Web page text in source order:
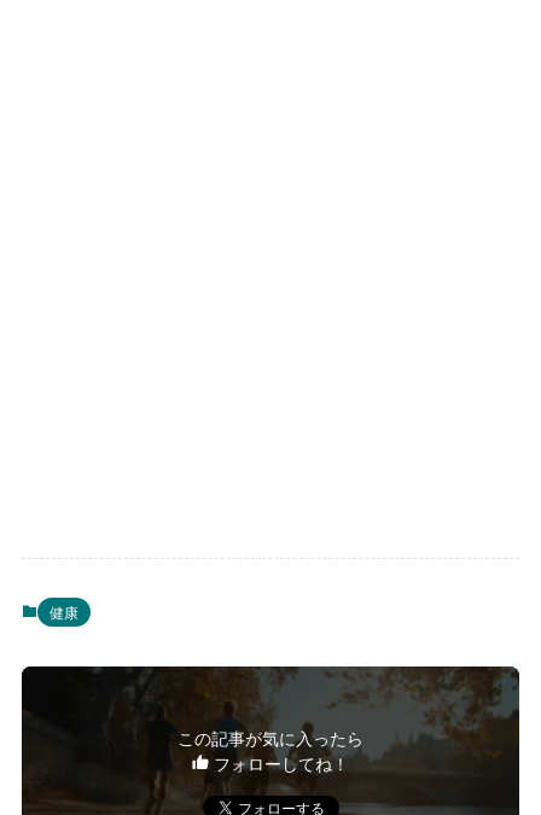
健康
この記事が気に入ったら
フォローしてね！